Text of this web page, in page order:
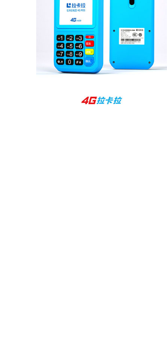
范先生
非常好！是正品。本来弄不懂的问题客服都一一
回答了，秒到这点最好，已推荐给同事。
韩小姐